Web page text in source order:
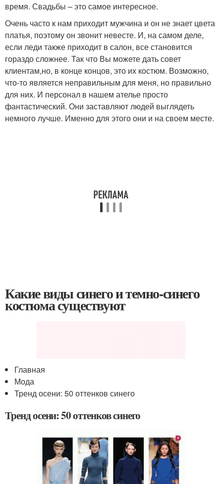
время. Свадьбы – это самое интересное.
Очень часто к нам приходит мужчина и он не знает цвета
платья, поэтому он звонит невесте. И, на самом деле,
если леди также приходит в салон, все становится
гораздо сложнее. Так что Вы можете дать совет
клиентам,но, в конце концов, это их костюм. Возможно,
что-то является неправильным для меня, но правильно
для них. И персонал в нашем ателье просто
фантастический. Они заставляют людей выглядеть
немного лучше. Именно для этого они и на своем месте.
Какие виды синего и темно-синего
костюма существуют
Главная
Мода
Тренд осени: 50 оттенков синего
Тренд осени: 50 оттенков синего